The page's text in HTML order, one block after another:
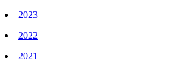
2023
2022
2021